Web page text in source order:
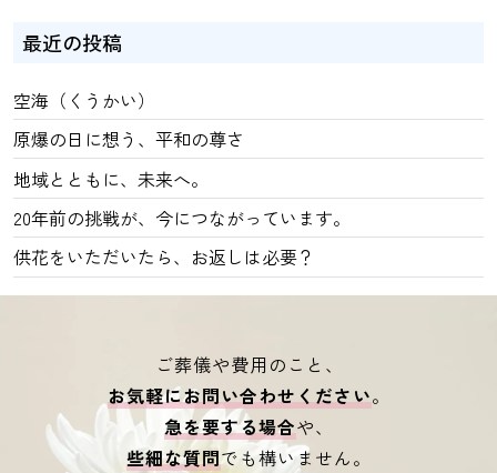
最近の投稿
空海（くうかい）
原爆の日に想う、平和の尊さ
地域とともに、未来へ。
20年前の挑戦が、今につながっています。
供花をいただいたら、お返しは必要？
ご葬儀や費用のこと、
お気軽にお問い合わせください。
急を要する場合や、
些細な質問でも構いません。